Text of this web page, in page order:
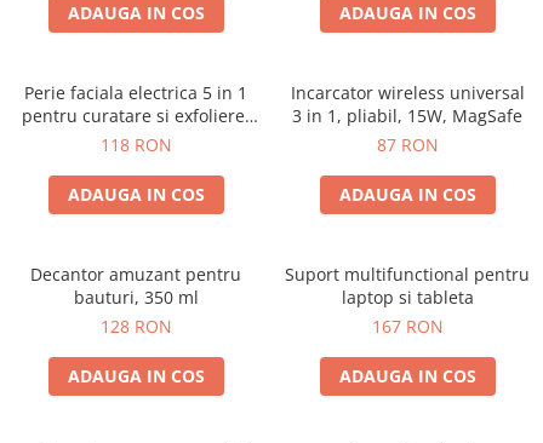
ADAUGA IN COS ADAUGA IN COS
Perie faciala electrica 5 in 1
pentru curatare si exfoliere,
cu vibratii, reincarcabila
118 RON
ADAUGA IN COS
Incarcator wireless universal
3 in 1, pliabil, 15W, MagSafe
87 RON
ADAUGA IN COS
Decantor amuzant pentru
bauturi, 350 ml
128 RON
ADAUGA IN COS
Suport multifunctional pentru
laptop si tableta
167 RON
ADAUGA IN COS